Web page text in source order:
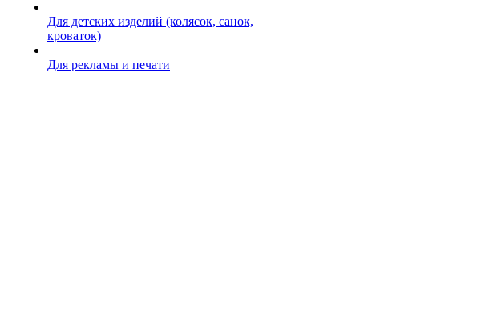
Для детских изделий (колясок, санок,
кроваток)
Для рекламы и печати